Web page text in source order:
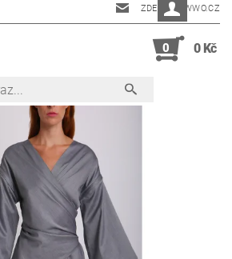
ZDENKA@WWO.CZ
0 0 Kč